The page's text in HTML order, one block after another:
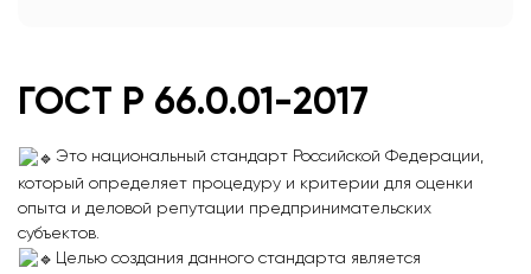
ГОСТ Р 66.0.01-2017
Это национальный стандарт Российской Федерации,
который определяет процедуру и критерии для оценки
опыта и деловой репутации предпринимательских
субъектов.
Целью создания данного стандарта является